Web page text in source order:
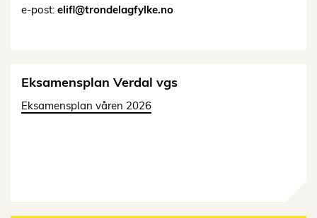
e-post: elifl@trondelagfylke.no
Eksamensplan Verdal vgs
Eksamensplan våren 2026